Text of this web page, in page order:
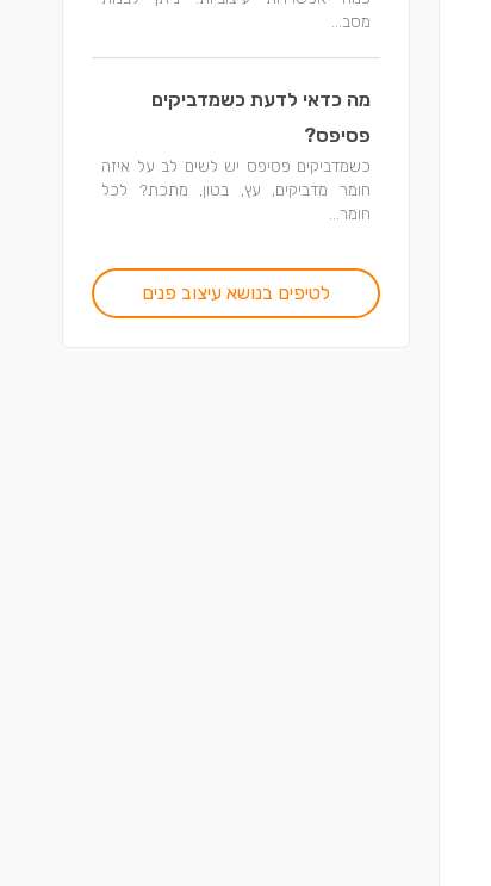
מסב...
מה כדאי לדעת כשמדביקים
פסיפס?
כשמדביקים פסיפס יש לשים לב על איזה
חומר מדביקים, עץ, בטון, מתכת? לכל
חומר...
לטיפים בנושא עיצוב פנים